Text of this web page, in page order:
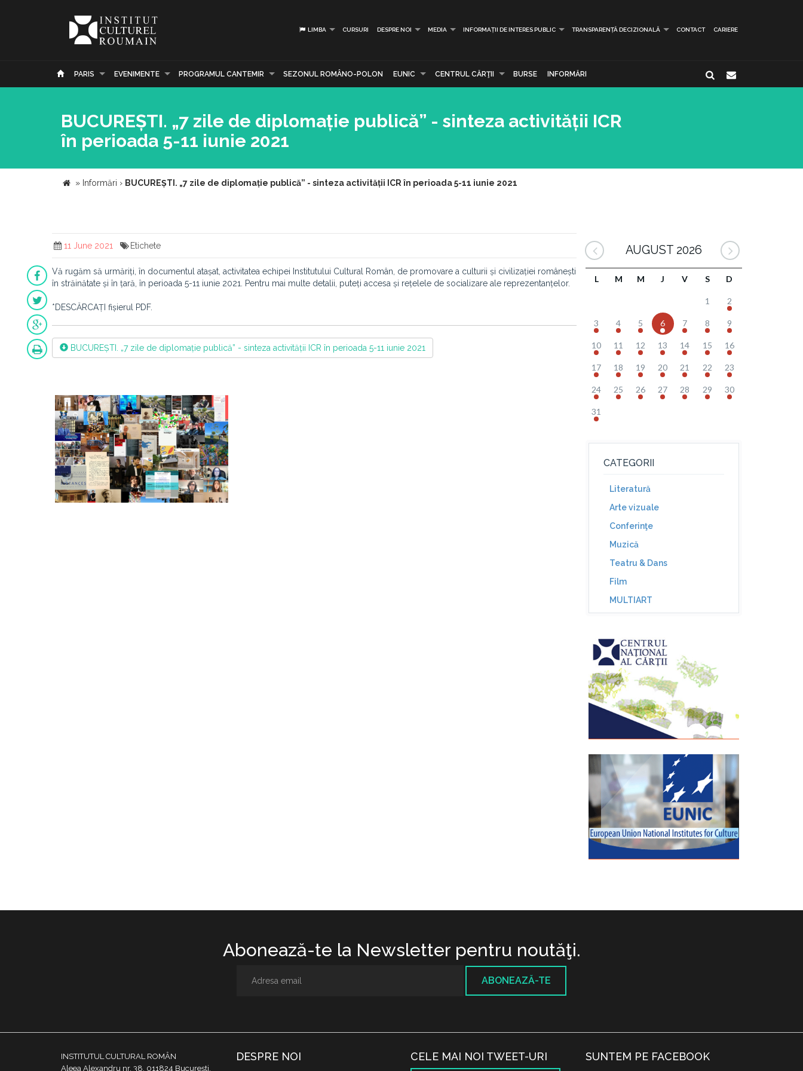
LIMBA CURSURI DESPRE NOI MEDIA INFORMAȚII DE INTERES PUBLIC TRANSPARENȚĂ DECIZIONALĂ CONTACT CARIERE
PARIS EVENIMENTE PROGRAMUL CANTEMIR SEZONUL ROMÂNO-POLON EUNIC CENTRUL CĂRŢII BURSE INFORMĂRI
BUCUREȘTI. „7 zile de diplomație publică” - sinteza activității ICR
în perioada 5-11 iunie 2021
» Informări › BUCUREȘTI. „7 zile de diplomație publică” - sinteza activității ICR în perioada 5-11 iunie 2021
11 June 2021 Etichete
Vă rugăm să urmăriți, în documentul atașat, activitatea echipei Institutului Cultural Român, de promovare a culturii și civilizației românești
în străinătate și în țară, în perioada 5-11 iunie 2021. Pentru mai multe detalii, puteți accesa și rețelele de socializare ale reprezentanțelor.
*DESCĂRCAȚI fișierul PDF.
BUCUREȘTI. „7 zile de diplomație publică” - sinteza activității ICR în perioada 5-11 iunie 2021
AUGUST 2026
L M M J V S D
1 2
3 4 5 6 7 8 9
10 11 12 13 14 15 16
17 18 19 20 21 22 23
24 25 26 27 28 29 30
31
CATEGORII
Literatură
Arte vizuale
Conferinţe
Muzică
Teatru & Dans
Film
MULTIART
Abonează-te la Newsletter pentru noutăţi.
ABONEAZĂ-TE
INSTITUTUL CULTURAL ROMÂN
Aleea Alexandru nr. 38, 011824 București,
DESPRE NOI CELE MAI NOI TWEET-URI SUNTEM PE FACEBOOK